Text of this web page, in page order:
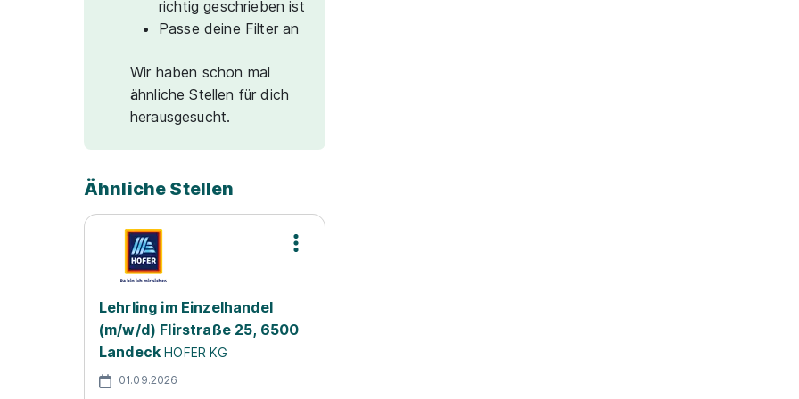
richtig geschrieben ist
Passe deine Filter an
Wir haben schon mal
ähnliche Stellen für dich
herausgesucht.
Ähnliche Stellen
Lehrling im Einzelhandel
(m/w/d) Flirstraße 25, 6500
Landeck HOFER KG
01.09.2026